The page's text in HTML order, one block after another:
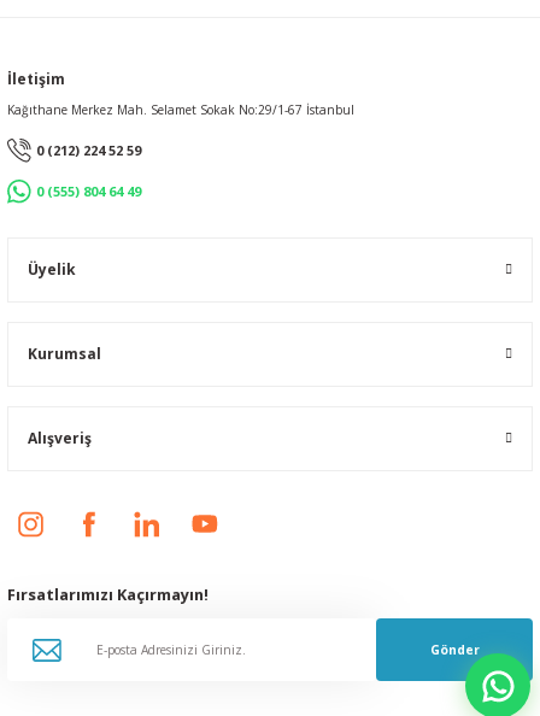
İletişim
Kağıthane Merkez Mah. Selamet Sokak No:29/1-67 İstanbul
0 (212) 224 52 59
0 (555) 804 64 49
Üyelik
Kurumsal
Alışveriş
Fırsatlarımızı Kaçırmayın!
Gönder